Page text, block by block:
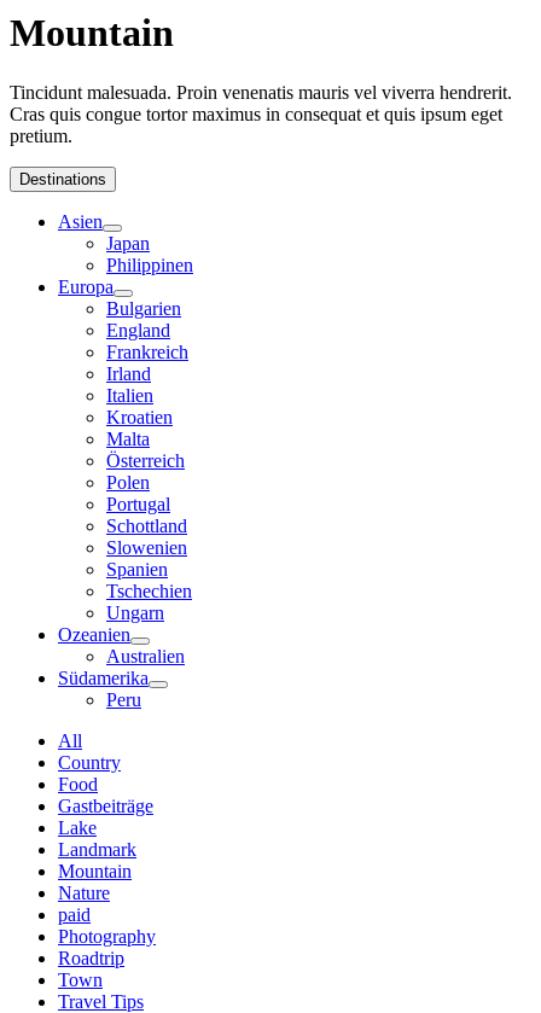
Mountain
Tincidunt malesuada. Proin venenatis mauris vel viverra hendrerit.
Cras quis congue tortor maximus in consequat et quis ipsum eget
pretium.
Destinations
Asien
Japan
Philippinen
Europa
Bulgarien
England
Frankreich
Irland
Italien
Kroatien
Malta
Österreich
Polen
Portugal
Schottland
Slowenien
Spanien
Tschechien
Ungarn
Ozeanien
Australien
Südamerika
Peru
All
Country
Food
Gastbeiträge
Lake
Landmark
Mountain
Nature
paid
Photography
Roadtrip
Town
Travel Tips